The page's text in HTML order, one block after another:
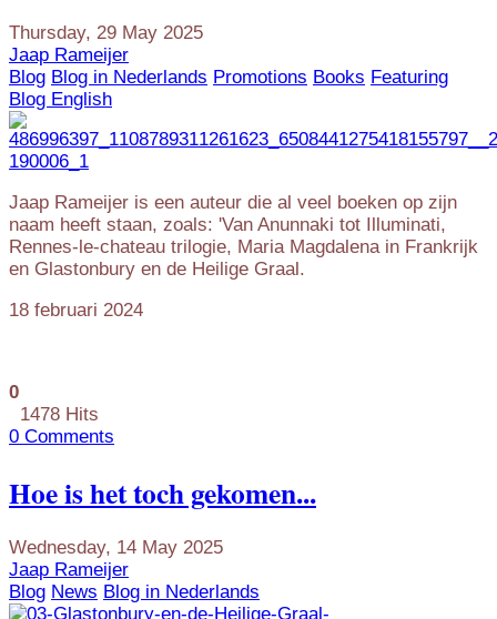
Thursday, 29 May 2025
Jaap Rameijer
Blog Blog in Nederlands Promotions Books Featuring
Blog English
Jaap Rameijer is een auteur die al veel boeken op zijn
naam heeft staan, zoals: 'Van Anunnaki tot Illuminati,
Rennes-le-chateau trilogie, Maria Magdalena in Frankrijk
en Glastonbury en de Heilige Graal.
18 februari 2024
0
1478 Hits
0 Comments
Hoe is het toch gekomen...
Wednesday, 14 May 2025
Jaap Rameijer
Blog News Blog in Nederlands